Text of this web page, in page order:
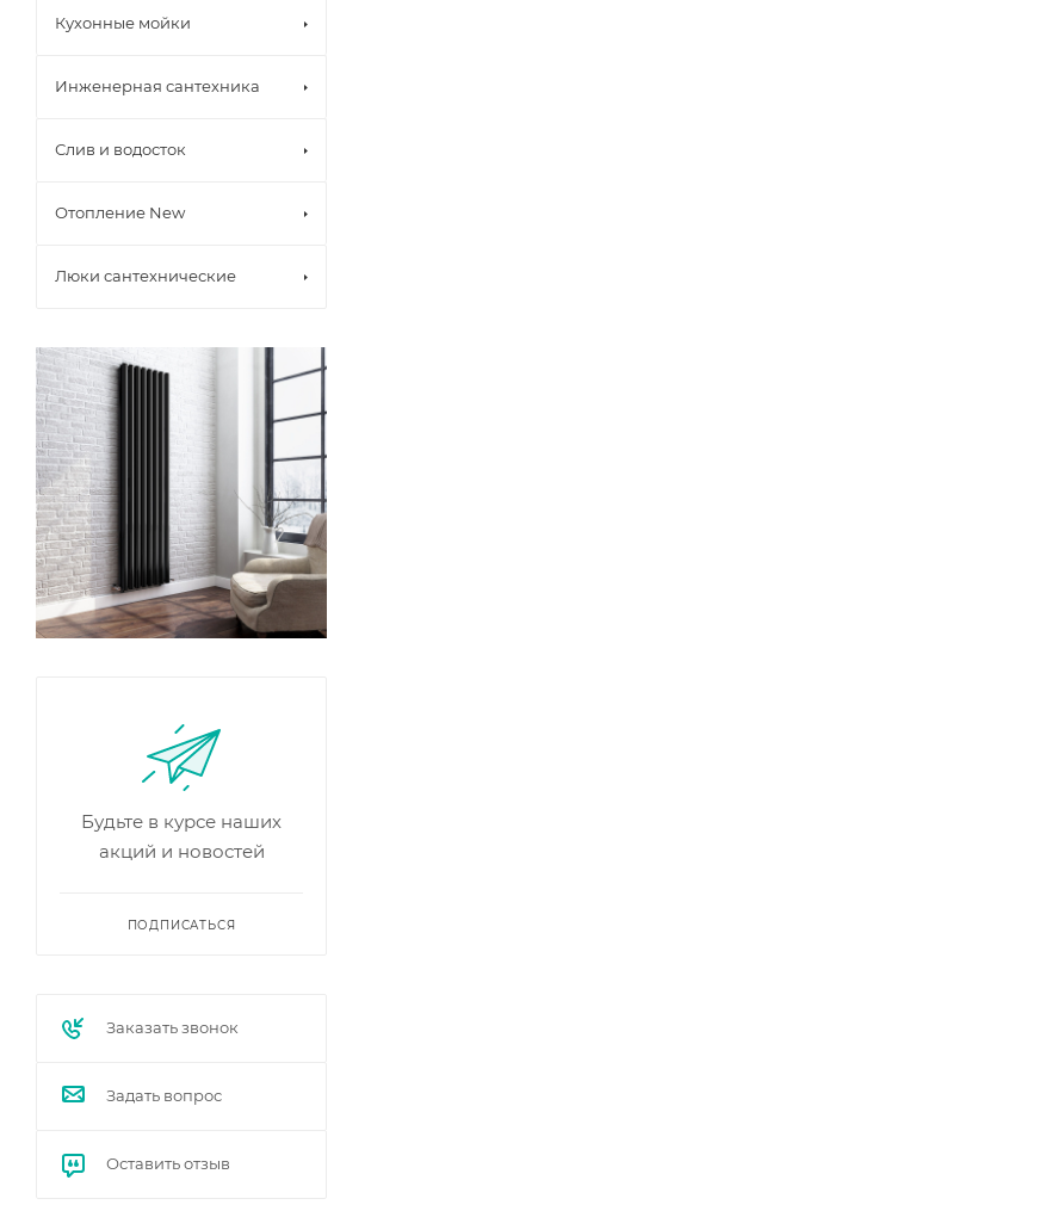
Кухонные мойки
Инженерная сантехника
Слив и водосток
Отопление New
Люки сантехнические
Будьте в курсе наших
акций и новостей
ПОДПИСАТЬСЯ
Заказать звонок
Задать вопрос
Оставить отзыв